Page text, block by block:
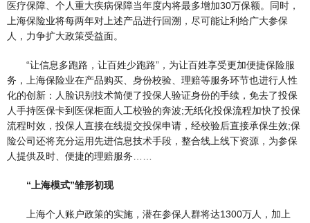
医疗保障、个人重大疾病保障当年度内将最多增加30万保额。同时，
上海保险业将每两年对上述产品进行回溯，尽可能让利给广大参保
人，力争扩大政策受益面。
“让信息多跑路，让百姓少跑路”，为让百姓享受更加便捷保险服
务，上海保险业在产品购买、身份校验、理赔等服务环节也进行人性
化的创新：人脸识别技术简便了投保人验证身份的手续，免去了投保
人手持医保卡到医保柜面人工校验的奔波;无纸化投保流程加快了投保
流程时效，投保人直接在线提交投保申请，经校验后直接承保生效;保
险公司还将充分运用先进信息技术手段，整合线上线下资源，为参保
人提供及时、便捷的理赔服务……
“上海模式”雏形初现
上海个人账户政策的实施，潜在参保人群将达1300万人，加上